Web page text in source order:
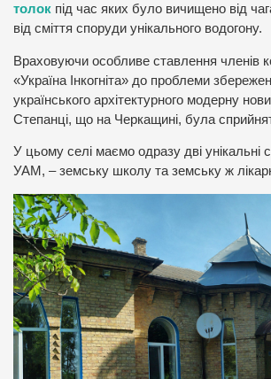
толок під час яких було вичищено від
від сміття споруди унікального водогону.
Враховуючи особливе ставлення членів
«Україна Інкогніта» до проблеми
українського архітектурного модерну
Степанці, що на Черкащині, була
У цьому селі маємо одразу дві унікальні
УАМ, – земську школу та земську ж